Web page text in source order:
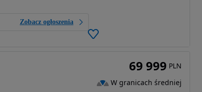
Zobacz ogłoszenia
69 999 PLN
W granicach średniej